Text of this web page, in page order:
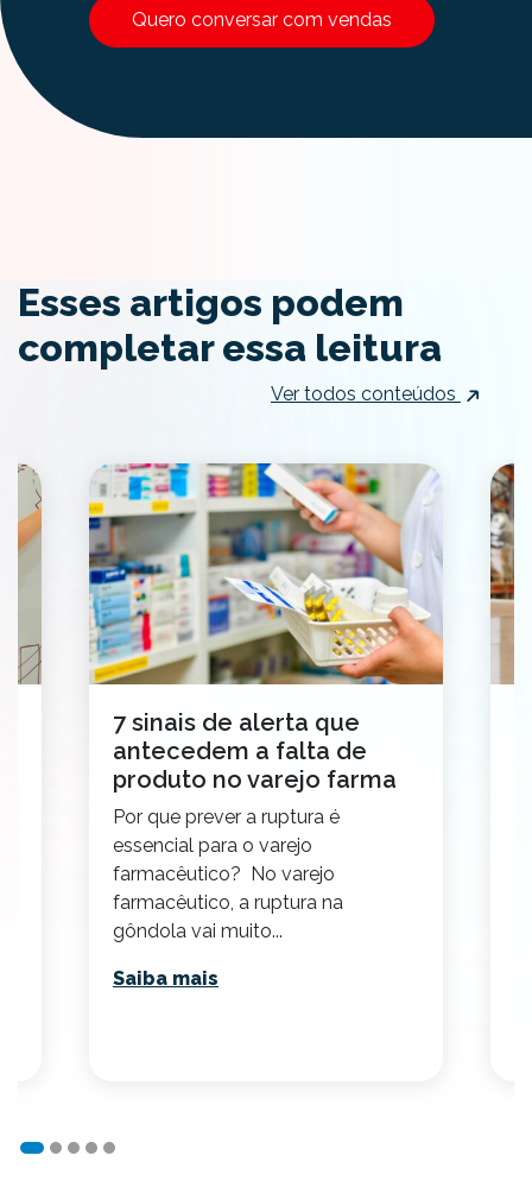
Quero conversar com vendas
Esses artigos podem
completar essa leitura
Ver todos conteúdos
7 sinais de alerta que
antecedem a falta de
produto no varejo farma
Por que prever a ruptura é
essencial para o varejo
farmacêutico? No varejo
farmacêutico, a ruptura na
gôndola vai muito...
Saiba mais